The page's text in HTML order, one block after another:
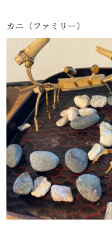
カニ（ファミリー）